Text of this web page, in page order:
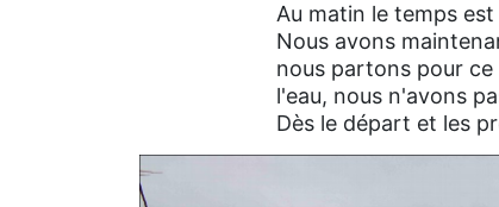
Au matin le temps
Nous avons
nous partons pour
l'eau, nous n'avons
Dès le départ et les